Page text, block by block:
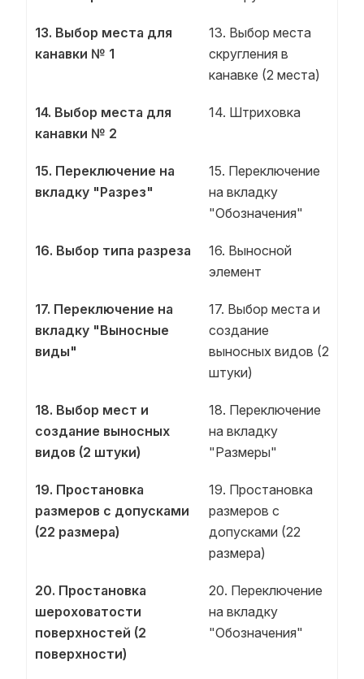
13. Выбор места для
канавки № 1
13. Выбор места
скругления в
канавке (2 места)
14. Выбор места для
канавки № 2
14. Штриховка
15. Переключение на
вкладку "Разрез"
15. Переключение
на вкладку
"Обозначения"
16. Выбор типа разреза
16. Выносной
элемент
17. Переключение на
вкладку "Выносные
виды"
17. Выбор места и
создание
выносных видов (2
штуки)
18. Выбор мест и
создание выносных
видов (2 штуки)
18. Переключение
на вкладку
"Размеры"
19. Простановка
размеров с допусками
(22 размера)
19. Простановка
размеров с
допусками (22
размера)
20. Простановка
шероховатости
поверхностей (2
поверхности)
20. Переключение
на вкладку
"Обозначения"